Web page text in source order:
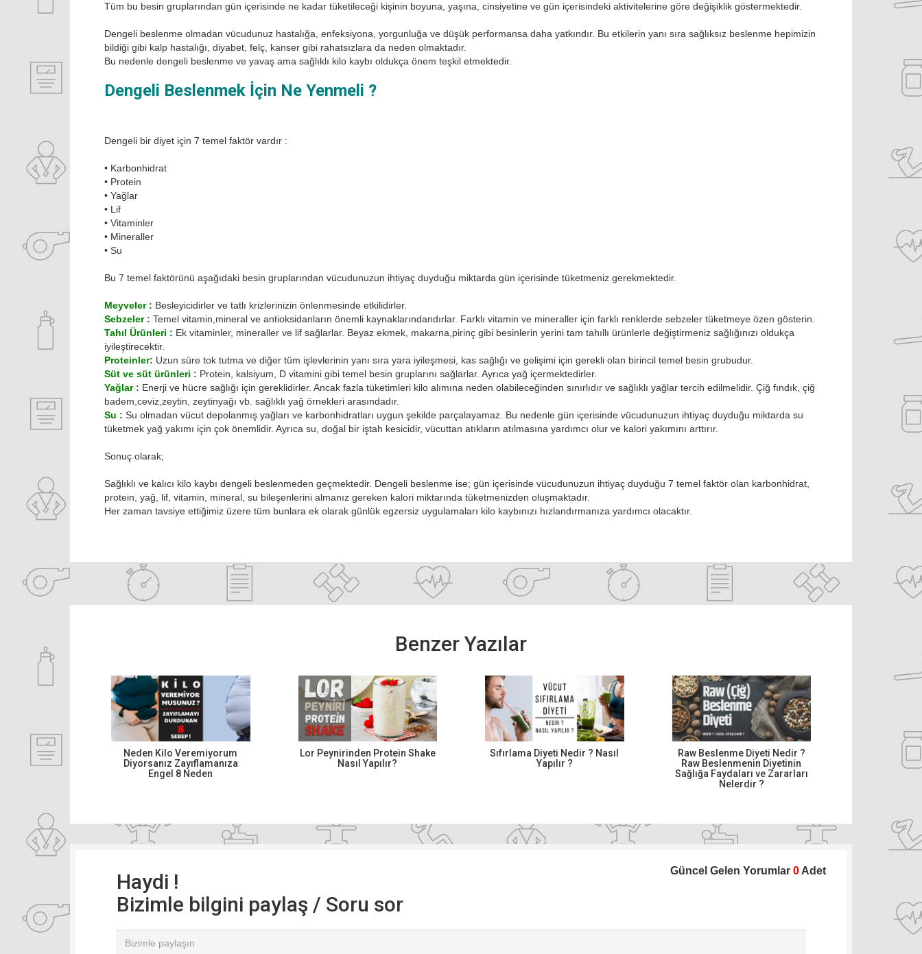
Tüm bu besin gruplarından gün içerisinde ne kadar tüketileceği kişinin boyuna, yaşına, cinsiyetine ve gün içerisindeki aktivitelerine göre değişiklik göstermektedir.
Dengeli beslenme olmadan vücudunuz hastalığa, enfeksiyona, yorgunluğa ve düşük performansa daha yatkındır. Bu etkilerin yanı sıra sağlıksız beslenme hepimizin
bildiği gibi kalp hastalığı, diyabet, felç, kanser gibi rahatsızlara da neden olmaktadır.
Bu nedenle dengeli beslenme ve yavaş ama sağlıklı kilo kaybı oldukça önem teşkil etmektedir.
Dengeli Beslenmek İçin Ne Yenmeli ?
Dengeli bir diyet için 7 temel faktör vardır :
• Karbonhidrat
• Protein
• Yağlar
• Lif
• Vitaminler
• Mineraller
• Su
Bu 7 temel faktörünü aşağıdaki besin gruplarından vücudunuzun ihtiyaç duyduğu miktarda gün içerisinde tüketmeniz gerekmektedir.
Meyveler : Besleyicidirler ve tatlı krizlerinizin önlenmesinde etkilidirler.
Sebzeler : Temel vitamin,mineral ve antioksidanların önemli kaynaklarındandırlar. Farklı vitamin ve mineraller için farklı renklerde sebzeler tüketmeye özen gösterin.
Tahıl Ürünleri : Ek vitaminler, mineraller ve lif sağlarlar. Beyaz ekmek, makarna,pirinç gibi besinlerin yerini tam tahıllı ürünlerle değiştirmeniz sağlığınızı oldukça
iyileştirecektir.
Proteinler: Uzun süre tok tutma ve diğer tüm işlevlerinin yanı sıra yara iyileşmesi, kas sağlığı ve gelişimi için gerekli olan birincil temel besin grubudur.
Süt ve süt ürünleri : Protein, kalsiyum, D vitamini gibi temel besin gruplarını sağlarlar. Ayrıca yağ içermektedirler.
Yağlar : Enerji ve hücre sağlığı için gereklidirler. Ancak fazla tüketimleri kilo alımına neden olabileceğinden sınırlıdır ve sağlıklı yağlar tercih edilmelidir. Çiğ fındık, çiğ
badem,ceviz,zeytin, zeytinyağı vb. sağlıklı yağ örnekleri arasındadır.
Su : Su olmadan vücut depolanmış yağları ve karbonhidratları uygun şekilde parçalayamaz. Bu nedenle gün içerisinde vücudunuzun ihtiyaç duyduğu miktarda su
tüketmek yağ yakımı için çok önemlidir. Ayrıca su, doğal bir iştah kesicidir, vücuttan atıkların atılmasına yardımcı olur ve kalori yakımını arttırır.
Sonuç olarak;
Sağlıklı ve kalıcı kilo kaybı dengeli beslenmeden geçmektedir. Dengeli beslenme ise; gün içerisinde vücudunuzun ihtiyaç duyduğu 7 temel faktör olan karbonhidrat,
protein, yağ, lif, vitamin, mineral, su bileşenlerini almanız gereken kalori miktarında tüketmenizden oluşmaktadır.
Her zaman tavsiye ettiğimiz üzere tüm bunlara ek olarak günlük egzersiz uygulamaları kilo kaybınızı hızlandırmanıza yardımcı olacaktır.
Benzer Yazılar
Neden Kilo Veremiyorum
Diyorsanız Zayıflamanıza
Engel 8 Neden
Lor Peynirinden Protein Shake
Nasıl Yapılır?
Sıfırlama Diyeti Nedir ? Nasıl
Yapılır ?
Raw Beslenme Diyeti Nedir ?
Raw Beslenmenin Diyetinin
Sağlığa Faydaları ve Zararları
Nelerdir ?
Güncel Gelen Yorumlar 0 Adet
Haydi !
Bizimle bilgini paylaş / Soru sor